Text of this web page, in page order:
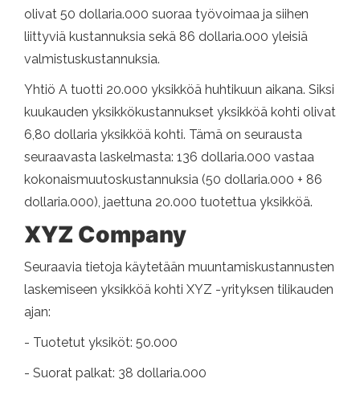
olivat 50 dollaria.000 suoraa työvoimaa ja siihen
liittyviä kustannuksia sekä 86 dollaria.000 yleisiä
valmistuskustannuksia.
Yhtiö A tuotti 20.000 yksikköä huhtikuun aikana. Siksi
kuukauden yksikkökustannukset yksikköä kohti olivat
6,80 dollaria yksikköä kohti. Tämä on seurausta
seuraavasta laskelmasta: 136 dollaria.000 vastaa
kokonaismuutoskustannuksia (50 dollaria.000 + 86
dollaria.000), jaettuna 20.000 tuotettua yksikköä.
XYZ Company
Seuraavia tietoja käytetään muuntamiskustannusten
laskemiseen yksikköä kohti XYZ -yrityksen tilikauden
ajan:
- Tuotetut yksiköt: 50.000
- Suorat palkat: 38 dollaria.000